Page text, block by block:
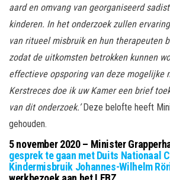
aard en omvang van georganiseerd
kinderen. In het onderzoek zullen
van ritueel misbruik en hun therapeuten
zodat de uitkomsten betrokken kunnen
effectieve opsporing van deze mogelijke
Kerstreces doe ik uw Kamer een brief
van dit onderzoek.’Deze belofte heeft
gehouden.
5 november 2020 – Minister
gesprek te gaan metDuits Nationaal
Kindermisbruik Johannes-Wilhelm